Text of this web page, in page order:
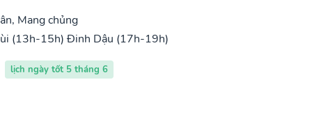
Mang chủng
(13h-15h) Đinh Dậu (17h-19h)
lịch ngày tốt 5 tháng 6